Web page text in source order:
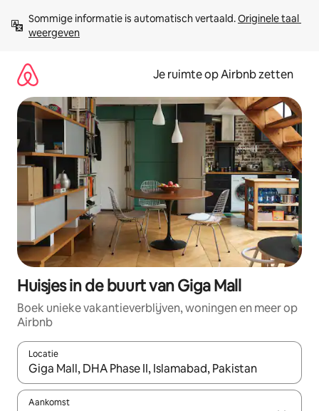
direct
naar
Sommige informatie is automatisch vertaald. Originele taal
weergeven
Je ruimte op Airbnb zetten
Huisjes in de buurt van Giga Mall
Boek unieke vakantieverblijven, woningen en meer op
Airbnb
Locatie
Wanneer er suggesties beschikbaar zijn, maak je een keuze
Aankomst